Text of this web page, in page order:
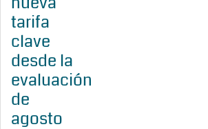
tarifa
clave
desde la
evaluación
de
agosto